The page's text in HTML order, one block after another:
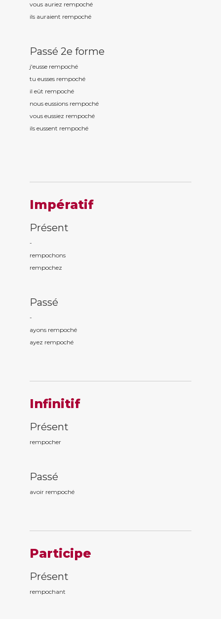
vous auriez rempoché
ils auraient rempoché
Passé 2e forme
j'eusse rempoché
tu eusses rempoché
il eût rempoché
nous eussions rempoché
vous eussiez rempoché
ils eussent rempoché
Impératif
Présent
-
rempochons
rempochez
Passé
-
ayons rempoché
ayez rempoché
Infinitif
Présent
rempocher
Passé
avoir rempoché
Participe
Présent
rempochant